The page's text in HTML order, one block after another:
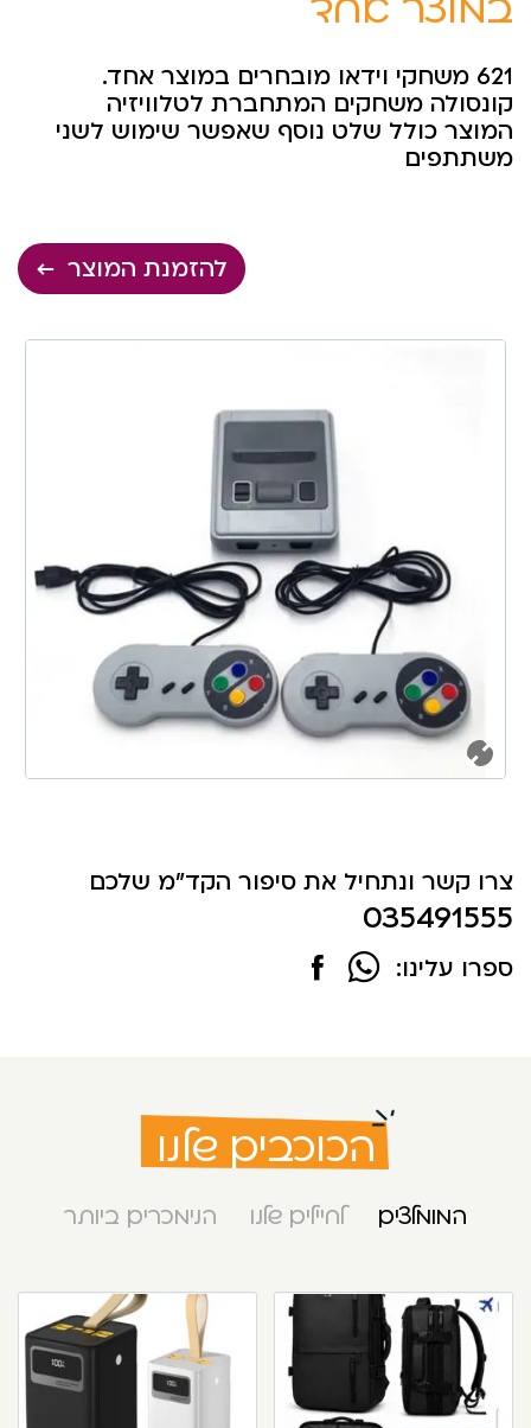
621 משחקי וידאו מובחרים במוצר אחד.
קונסולה משחקים המתחברת לטלוויזיה
המוצר כולל שלט נוסף שאפשר שימוש לשני
משתתפים
להזמנת המוצר
צרו קשר ונתחיל את סיפור הקד"מ שלכם
035491555
ספרו עלינו:
הכוכבים שלנו
המומלצים לחיילים שלנו הנימכרים ביותר